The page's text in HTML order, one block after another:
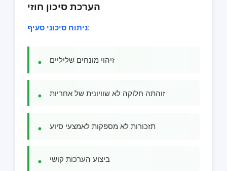
הערכת סיכון חוזי
ניתוח סיכוני סעיף:
זיהוי מונחים שליליים
זוהתה חלוקה לא שוויונית של אחריות
תזכורות לא מספקות לאמצעי סיוע
ביצוע הערכות קושי